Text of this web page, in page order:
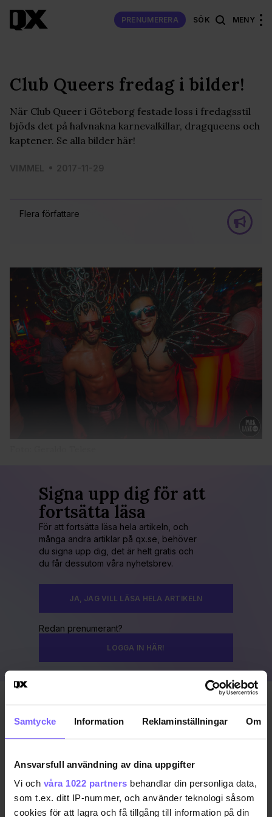
Samtycke Information Reklaminställningar Om
Ansvarsfull användning av dina uppgifter
Vi och våra 1022 partners behandlar din personliga data,
som t.ex. ditt IP-nummer, och använder teknologi såsom
cookies för att lagra och få tillgång till information på din
PRENUMERERA SÖK MENY
Flera författare
Club Queers fredag i bilder!
När Club Queer i Göteborg festade loss i fredagsstil
bjöds det på halvnakna karnevalkillar, dragqueens och
kaptener. Se alla bilder här!
VIMMEL 2017-11-29
Signa upp dig för att
fortsätta läsa
För att fortsätta läsa hela artikeln, och
många andra artiklar på qx.se, behöver
du signa upp dig, det är helt gratis och
du får dessutom våra nyhetsbrev.
JA, JAG VILL LÄSA HELA ARTIKELN
Redan prenumerant?
LOGGA IN HÄR!
Uppdaterad 2017-11-30
DELA DEN HÄR ARTIKELN